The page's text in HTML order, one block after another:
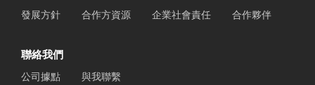
發展方針 合作方資源 企業社會責任 合作夥伴
聯絡我們
公司據點 與我聯繫